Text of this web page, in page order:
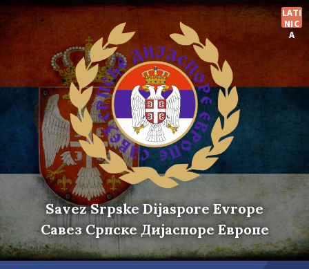
Skip
to
content
Skip
to
main
navigation
Skip
to
footer
LATI
NIC
A
Savez Srpske Dijaspore Evrope
Савез Српске Дијаспоре Европе